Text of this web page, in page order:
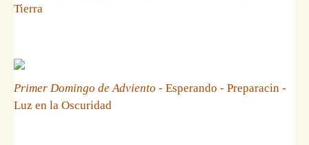
Tierra
Primer Domingo de Adviento - Esperando - Preparacin -
Luz en la Oscuridad